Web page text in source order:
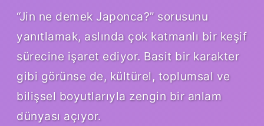
“Jin ne demek Japonca?” sorusunu
yanıtlamak, aslında çok katmanlı bir keşif
sürecine işaret ediyor. Basit bir karakter
gibi görünse de, kültürel, toplumsal ve
bilişsel boyutlarıyla zengin bir anlam
dünyası açıyor.